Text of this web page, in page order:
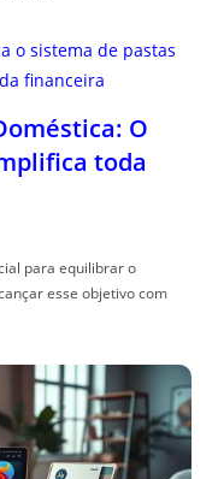
O
toda
para equilibrar o
esse objetivo com